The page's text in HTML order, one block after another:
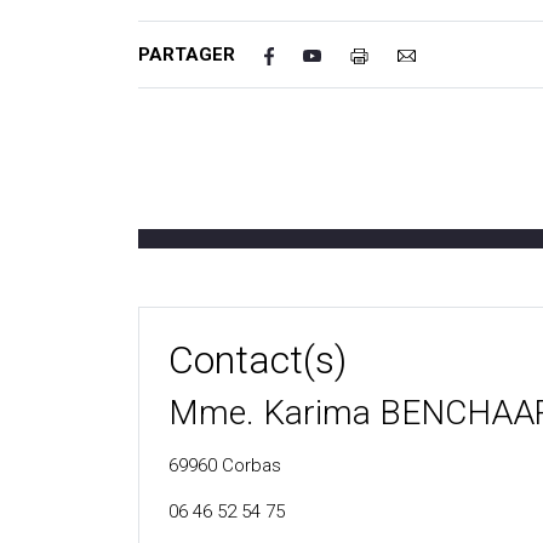
PARTAGER
Contact(s)
Mme. Karima
69960 Corbas
06 46 52 54 75